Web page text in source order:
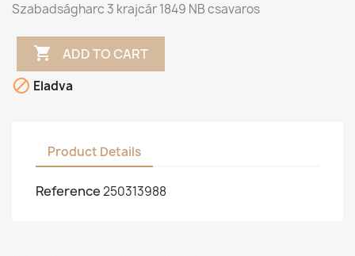
Szabadságharc 3 krajcár 1849 NB csavaros
 ADD TO CART
 Eladva
Product Details
Reference250313988